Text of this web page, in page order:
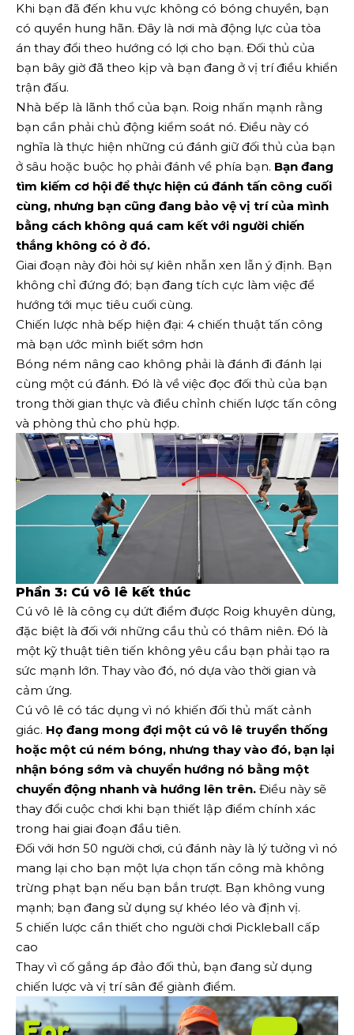
Khi bạn đã đến khu vực không có bóng chuyền, bạn
có quyền hung hãn. Đây là nơi mà động lực của tòa
án thay đổi theo hướng có lợi cho bạn. Đối thủ của
bạn bây giờ đã theo kịp và bạn đang ở vị trí điều khiển
trận đấu.
Nhà bếp là lãnh thổ của bạn. Roig nhấn mạnh rằng
bạn cần phải chủ động kiểm soát nó. Điều này có
nghĩa là thực hiện những cú đánh giữ đối thủ của bạn
ở sâu hoặc buộc họ phải đánh về phía bạn. Bạn đang
tìm kiếm cơ hội để thực hiện cú đánh tấn công cuối
cùng, nhưng bạn cũng đang bảo vệ vị trí của mình
bằng cách không quá cam kết với người chiến
thắng không có ở đó.
Giai đoạn này đòi hỏi sự kiên nhẫn xen lẫn ý định. Bạn
không chỉ đứng đó; bạn đang tích cực làm việc để
hướng tới mục tiêu cuối cùng.
Chiến lược nhà bếp hiện đại: 4 chiến thuật tấn công
mà bạn ước mình biết sớm hơn
Bóng ném nâng cao không phải là đánh đi đánh lại
cùng một cú đánh. Đó là về việc đọc đối thủ của bạn
trong thời gian thực và điều chỉnh chiến lược tấn công
và phòng thủ cho phù hợp.
Phần 3: Cú vô lê kết thúc
Cú vô lê là công cụ dứt điểm được Roig khuyên dùng,
đặc biệt là đối với những cầu thủ có thâm niên. Đó là
một kỹ thuật tiên tiến không yêu cầu bạn phải tạo ra
sức mạnh lớn. Thay vào đó, nó dựa vào thời gian và
cảm ứng.
Cú vô lê có tác dụng vì nó khiến đối thủ mất cảnh
giác. Họ đang mong đợi một cú vô lê truyền thống
hoặc một cú ném bóng, nhưng thay vào đó, bạn lại
nhận bóng sớm và chuyển hướng nó bằng một
chuyển động nhanh và hướng lên trên. Điều này sẽ
thay đổi cuộc chơi khi bạn thiết lập điểm chính xác
trong hai giai đoạn đầu tiên.
Đối với hơn 50 người chơi, cú đánh này là lý tưởng vì nó
mang lại cho bạn một lựa chọn tấn công mà không
trừng phạt bạn nếu bạn bắn trượt. Bạn không vung
mạnh; bạn đang sử dụng sự khéo léo và định vị.
5 chiến lược cần thiết cho người chơi Pickleball cấp
cao
Thay vì cố gắng áp đảo đối thủ, bạn đang sử dụng
chiến lược và vị trí sân để giành điểm.